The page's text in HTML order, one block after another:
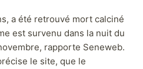
a été retrouvé mort calciné
est survenu dans la nuit du
rapporte Seneweb.
le site, que le